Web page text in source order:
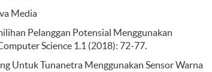
Media
Pelanggan Potensial Menggunakan
Science 1.1 (2018): 72-77.
Untuk Tunanetra Menggunakan Sensor Warna